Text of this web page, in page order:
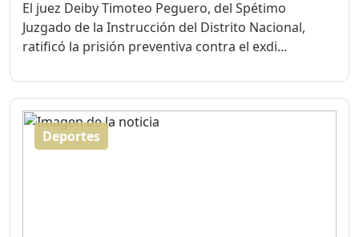
El juez Deiby Timoteo Peguero, del Spétimo
Juzgado de la Instrucción del Distrito Nacional,
ratificó la prisión preventiva contra el exdi...
Deportes